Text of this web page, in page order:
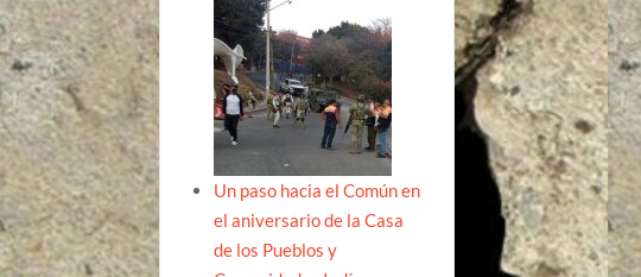
Un paso hacia el Común en
el aniversario de la Casa
de los Pueblos y